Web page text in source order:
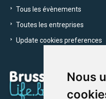
Nous
Tous les évènements
Toutes les entreprises
Update cookies preferences